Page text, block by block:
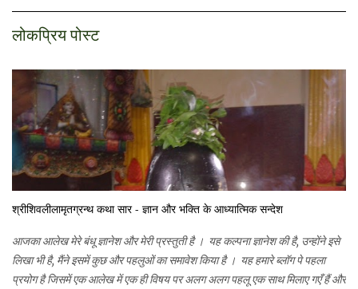
लोकप्रिय पोस्ट
श्रीशिवलीलामृतग्रन्थ कथा सार - ज्ञान और भक्ति के आध्यात्मिक सन्देश
आजका आलेख मेरे बंधू ज्ञानेश और मेरी प्रस्तुती है । यह कल्पना ज्ञानेश की है, उन्होंने इसे
लिखा भी है, मैंने इसमें कुछ और पहलुओं का समावेश किया है । यह हमारे ब्लॉग पे पहला
प्रयोग है जिसमें एक आलेख में एक ही विषय पर अलग अलग पहलू एक साथ मिलाए गएँ हैं और